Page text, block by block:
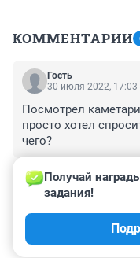
КОММЕНТАРИИ
Гость
30 июля 2022, 17:03
Посмотрел
просто хотел
чего?
Гость
ЖК уничтожат чтоли
Получай
задания!